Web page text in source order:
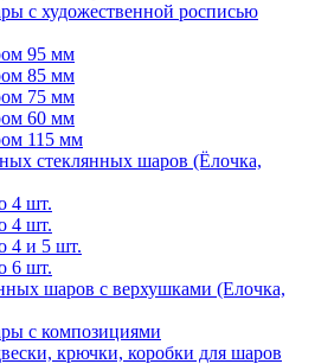
с художественной росписью
95 мм
85 мм
75 мм
60 мм
115 мм
стеклянных шаров (Ёлочка,
4 шт.
4 шт.
4 и 5 шт.
6 шт.
шаров с верхушками (Елочка,
с композициями
крючки, коробки для шаров